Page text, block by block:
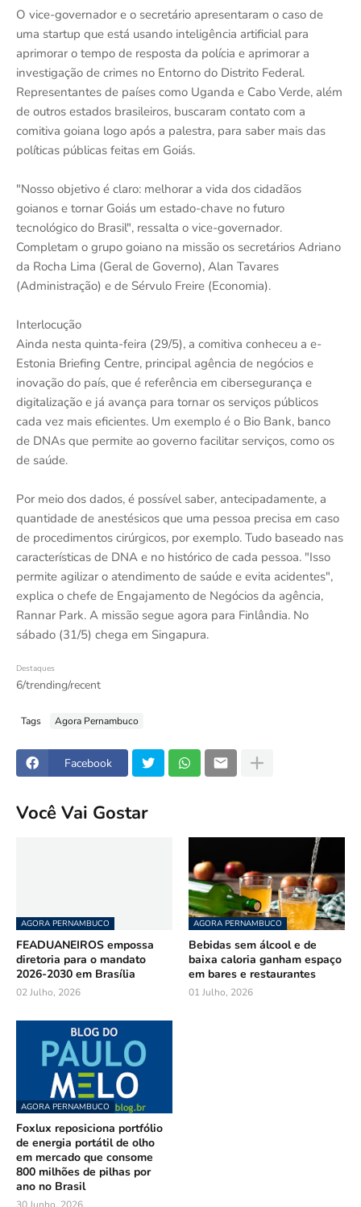
O vice-governador e o secretário apresentaram o caso de
uma startup que está usando inteligência artificial para
aprimorar o tempo de resposta da polícia e aprimorar a
investigação de crimes no Entorno do Distrito Federal.
Representantes de países como Uganda e Cabo Verde, além
de outros estados brasileiros, buscaram contato com a
comitiva goiana logo após a palestra, para saber mais das
políticas públicas feitas em Goiás.
"Nosso objetivo é claro: melhorar a vida dos cidadãos
goianos e tornar Goiás um estado-chave no futuro
tecnológico do Brasil", ressalta o vice-governador.
Completam o grupo goiano na missão os secretários Adriano
da Rocha Lima (Geral de Governo), Alan Tavares
(Administração) e de Sérvulo Freire (Economia).
Interlocução
Ainda nesta quinta-feira (29/5), a comitiva conheceu a e-
Estonia Briefing Centre, principal agência de negócios e
inovação do país, que é referência em cibersegurança e
digitalização e já avança para tornar os serviços públicos
cada vez mais eficientes. Um exemplo é o Bio Bank, banco
de DNAs que permite ao governo facilitar serviços, como os
de saúde.
Por meio dos dados, é possível saber, antecipadamente, a
quantidade de anestésicos que uma pessoa precisa em caso
de procedimentos cirúrgicos, por exemplo. Tudo baseado nas
características de DNA e no histórico de cada pessoa. "Isso
permite agilizar o atendimento de saúde e evita acidentes",
explica o chefe de Engajamento de Negócios da agência,
Rannar Park. A missão segue agora para Finlândia. No
sábado (31/5) chega em Singapura.
Destaques
6/trending/recent
Tags Agora Pernambuco
Facebook
Você Vai Gostar
AGORA PERNAMBUCO
FEADUANEIROS empossa
diretoria para o mandato
2026-2030 em Brasília
02 Julho, 2026
AGORA PERNAMBUCO
Bebidas sem álcool e de
baixa caloria ganham espaço
em bares e restaurantes
01 Julho, 2026
AGORA PERNAMBUCO
Foxlux reposiciona portfólio
de energia portátil de olho
em mercado que consome
800 milhões de pilhas por
ano no Brasil